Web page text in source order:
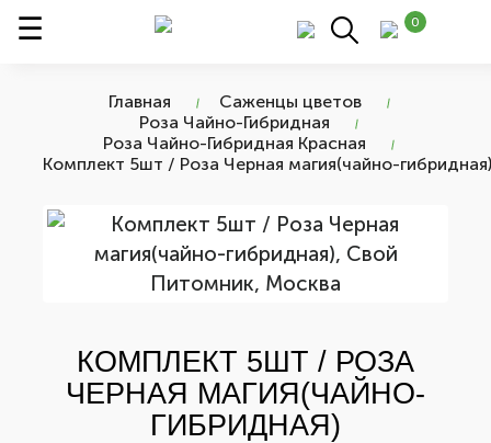
0
Главная
Саженцы цветов
Роза Чайно-Гибридная
Роза Чайно-Гибридная Красная
Комплект 5шт / Роза Черная магия(чайно-гибридная)
КОМПЛЕКТ 5ШТ / РОЗА
ЧЕРНАЯ МАГИЯ(ЧАЙНО-
ГИБРИДНАЯ)